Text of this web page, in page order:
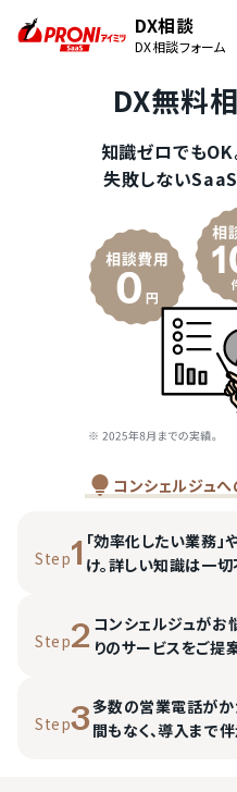
DX相談
DX相談フォーム
DX無料
知識ゼロでも
失敗しないSaaS
コンシェルジュへ
Step1 「効率化したい業務」
け。詳しい知識は一切
Step2 コンシェルジュがお
りのサービスをご提案
Step3多数の営業電話がか
間もなく、導入まで伴